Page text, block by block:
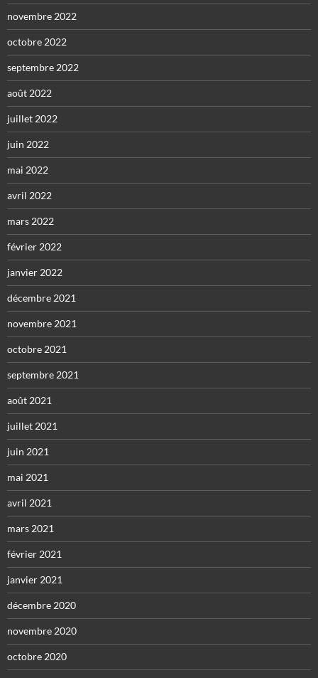
novembre 2022
octobre 2022
septembre 2022
août 2022
juillet 2022
juin 2022
mai 2022
avril 2022
mars 2022
février 2022
janvier 2022
décembre 2021
novembre 2021
octobre 2021
septembre 2021
août 2021
juillet 2021
juin 2021
mai 2021
avril 2021
mars 2021
février 2021
janvier 2021
décembre 2020
novembre 2020
octobre 2020